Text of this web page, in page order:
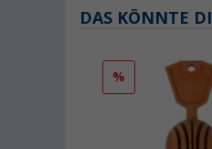
DAS KÖNNTE
%